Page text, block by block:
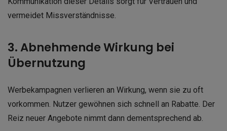
vermeidet Missverständnisse.
3. Abnehmende Wirkung bei
Übernutzung
Werbekampagnen verlieren an Wirkung, wenn sie zu oft
vorkommen. Nutzer gewöhnen sich schnell an Rabatte. Der
Reiz neuer Angebote nimmt dann dementsprechend ab.